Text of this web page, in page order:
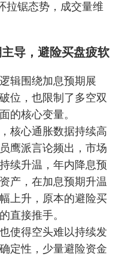
拉锯态势，成交量维
导，避险买盘疲软
辑围绕加息预期展
位，也限制了多空双
的核心变量。
核心通胀数据持续高
鹰派言论频出，市场
续升温，年内降息预
产，在加息预期升温
上升，原本的避险买
直接推手。
使得空头难以持续发
定性，少量避险资金